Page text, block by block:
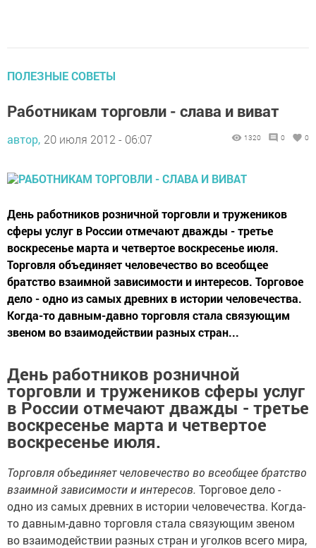
ПОЛЕЗНЫЕ СОВЕТЫ
Работникам торговли - слава и виват
автор, 20 июля 2012 - 06:07 1320 0 0
День работников розничной торговли и тружеников
сферы услуг в России отмечают дважды - третье
воскресенье марта и четвертое воскресенье июля.
Торговля объединяет человечество во всеобщее
братство взаимной зависимости и интересов. Торговое
дело - одно из самых древних в истории человечества.
Когда-то давным-давно торговля стала связующим
звеном во взаимодействии разных стран...
День работников розничной
торговли и тружеников сферы услуг
в России отмечают дважды - третье
воскресенье марта и четвертое
воскресенье июля.
Торговля объединяет человечество во всеобщее братство
взаимной зависимости и интересов. Торговое дело -
одно из самых древних в истории человечества. Когда-
то давным-давно торговля стала связующим звеном
во взаимодействии разных стран и уголков всего мира,